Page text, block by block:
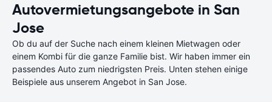
Autovermietungsangebote in San
Jose
Ob du auf der Suche nach einem kleinen Mietwagen oder
einem Kombi für die ganze Familie bist. Wir haben immer ein
passendes Auto zum niedrigsten Preis. Unten stehen einige
Beispiele aus unserem Angebot in San Jose.